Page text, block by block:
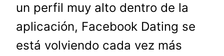
un perfil muy alto dentro de la
aplicación, Facebook Dating se
está volviendo cada vez más